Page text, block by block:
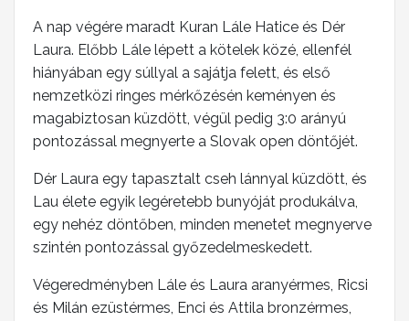
A nap végére maradt Kuran Lále Hatice és Dér
Laura. Előbb Lále lépett a kötelek közé, ellenfél
hiányában egy súllyal a sajátja felett, és első
nemzetközi ringes mérkőzésén keményen és
magabiztosan küzdött, végül pedig 3:0 arányú
pontozással megnyerte a Slovak open döntőjét.
Dér Laura egy tapasztalt cseh lánnyal küzdött, és
Lau élete egyik legéretebb bunyóját produkálva,
egy nehéz döntőben, minden menetet megnyerve
szintén pontozással győzedelmeskedett.
Végeredményben Lále és Laura aranyérmes, Ricsi
és Milán ezüstérmes, Enci és Attila bronzérmes,